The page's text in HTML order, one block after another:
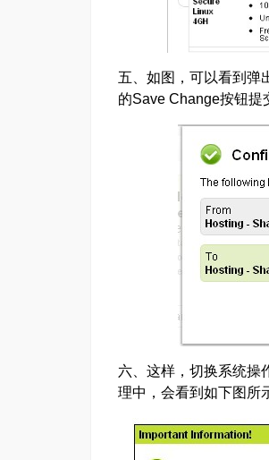
五、如图，可以看到弹
的Save Change按钮提
六、这样，切换系统操
理中，会看到如下图所